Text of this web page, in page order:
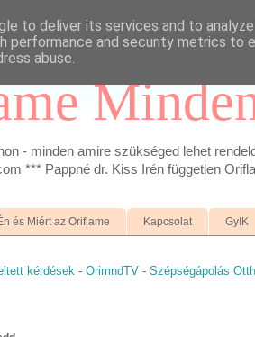
- minden amire szükséged lehet
*** Pappné dr. Kiss Irén független
és Miért az Oriflame Kapcsolat GyIK
kérdések - OrimndTV - Szépségápolás
to deliver its services and to
performance and security metrics to
abuse.